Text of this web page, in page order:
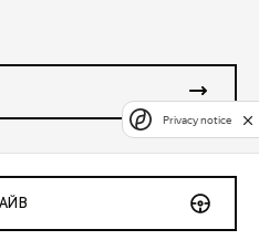
Privacy notice